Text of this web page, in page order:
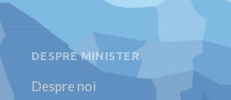
DESPRE MINISTER
Despre noi